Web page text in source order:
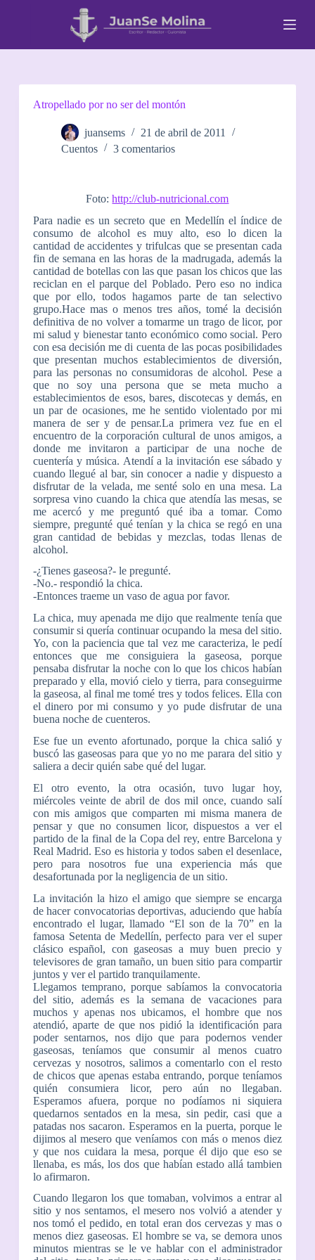
t
Atropellado por no ser del montón
juansems
21 de abril de 2011
Cuentos
3 comentarios
Foto:http://club-nutricional.com
Para nadie es un secreto que en Medellín el índice de
consumo de alcohol es muy alto, eso lo dicen la
cantidad de accidentes y trifulcas que se presentan cada
fin de semana en las horas de la madrugada, además la
cantidad de botellas con las que pasan los chicos que las
reciclan en el parque del Poblado. Pero eso no indica
que por ello, todos hagamos parte de tan selectivo
grupo.Hace mas o menos tres años, tomé la decisión
definitiva de no volver a tomarme un trago de licor, por
mi salud y bienestar tanto económico como social. Pero
con esa decisión me di cuenta de las pocas posibilidades
que presentan muchos establecimientos de diversión,
para las personas no consumidoras de alcohol. Pese a
que no soy una persona que se meta mucho a
establecimientos de esos, bares, discotecas y demás, en
un par de ocasiones, me he sentido violentado por mi
manera de ser y de pensar.La primera vez fue en el
encuentro de la corporación cultural de unos amigos, a
donde me invitaron a participar de una noche de
cuentería y música. Atendí a la invitación ese sábado y
cuando llegué al bar, sin conocer a nadie y dispuesto a
disfrutar de la velada, me senté solo en una mesa. La
sorpresa vino cuando la chica que atendía las mesas, se
me acercó y me preguntó qué iba a tomar. Como
siempre, pregunté qué tenían y la chica se regó en una
gran cantidad de bebidas y mezclas, todas llenas de
alcohol.
-¿Tienes gaseosa?- le pregunté.
-No.- respondió la chica.
-Entonces traeme un vaso de agua por favor.
La chica, muy apenada me dijo que realmente tenía que
consumir si quería continuar ocupando la mesa del sitio.
Yo, con la paciencia que tal vez me caracteriza, le pedí
entonces que me consiguiera la gaseosa, porque
pensaba disfrutar la noche con lo que los chicos habían
preparado y ella, movió cielo y tierra, para conseguirme
la gaseosa, al final me tomé tres y todos felices. Ella con
el dinero por mi consumo y yo pude disfrutar de una
buena noche de cuenteros.
Ese fue un evento afortunado, porque la chica salió y
buscó las gaseosas para que yo no me parara del sitio y
saliera a decir quién sabe qué del lugar.
El otro evento, la otra ocasión, tuvo lugar hoy,
miércoles veinte de abril de dos mil once, cuando salí
con mis amigos que comparten mi misma manera de
pensar y que no consumen licor, dispuestos a ver el
partido de la final de la Copa del rey, entre Barcelona y
Real Madrid. Eso es historia y todos saben el desenlace,
pero para nosotros fue una experiencia más que
desafortunada por la negligencia de un sitio.
La invitación la hizo el amigo que siempre se encarga
de hacer convocatorias deportivas, aduciendo que había
encontrado el lugar, llamado “El son de la 70” en la
famosa Setenta de Medellín, perfecto para ver el super
clásico español, con gaseosas a muy buen precio y
televisores de gran tamaño, un buen sitio para compartir
juntos y ver el partido tranquilamente.
Llegamos temprano, porque sabíamos la convocatoria
del sitio, además es la semana de vacaciones para
muchos y apenas nos ubicamos, el hombre que nos
atendió, aparte de que nos pidió la identificación para
poder sentarnos, nos dijo que para podernos vender
gaseosas, teníamos que consumir al menos cuatro
cervezas y nosotros, salimos a comentarlo con el resto
de chicos que apenas estaba entrando, porque teníamos
quién consumiera licor, pero aún no llegaban.
Esperamos afuera, porque no podíamos ni siquiera
quedarnos sentados en la mesa, sin pedir, casi que a
patadas nos sacaron. Esperamos en la puerta, porque le
dijimos al mesero que veníamos con más o menos diez
y que nos cuidara la mesa, porque él dijo que eso se
llenaba, es más, los dos que habían estado allá tambien
lo afirmaron.
Cuando llegaron los que tomaban, volvimos a entrar al
sitio y nos sentamos, el mesero nos volvió a atender y
nos tomó el pedido, en total eran dos cervezas y mas o
menos diez gaseosas. El hombre se va, se demora unos
minutos mientras se le ve hablar con el administrador